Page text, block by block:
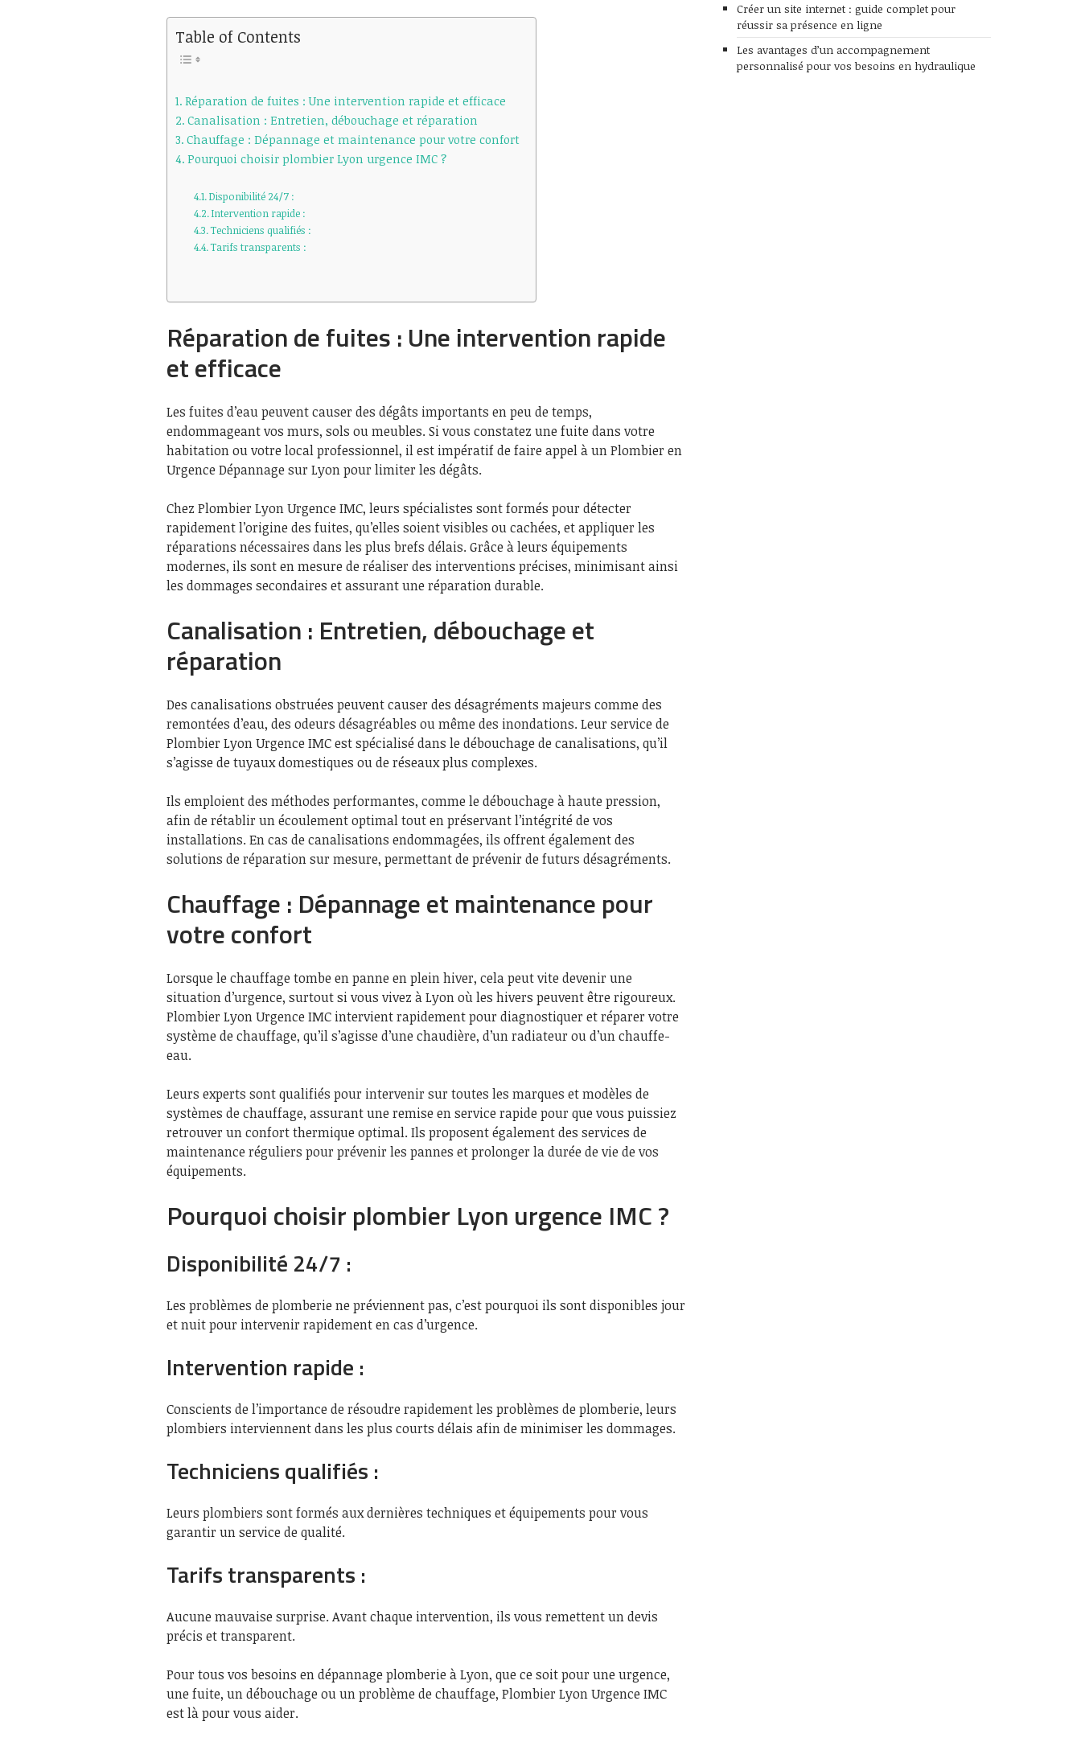
Table of Contents
Réparation de fuites : Une intervention rapide et efficace
Canalisation : Entretien, débouchage et réparation
Chauffage : Dépannage et maintenance pour votre confort
Pourquoi choisir plombier Lyon urgence IMC ?
Disponibilité 24/7 :
Intervention rapide :
Techniciens qualifiés :
Tarifs transparents :
Réparation de fuites : Une intervention rapide
et efficace
Les fuites d’eau peuvent causer des dégâts importants en peu de temps,
endommageant vos murs, sols ou meubles. Si vous constatez une fuite dans votre
habitation ou votre local professionnel, il est impératif de faire appel à un Plombier en
Urgence Dépannage sur Lyon pour limiter les dégâts.
Chez Plombier Lyon Urgence IMC, leurs spécialistes sont formés pour détecter
rapidement l’origine des fuites, qu’elles soient visibles ou cachées, et appliquer les
réparations nécessaires dans les plus brefs délais. Grâce à leurs équipements
modernes, ils sont en mesure de réaliser des interventions précises, minimisant ainsi
les dommages secondaires et assurant une réparation durable.
Canalisation : Entretien, débouchage et
réparation
Des canalisations obstruées peuvent causer des désagréments majeurs comme des
remontées d’eau, des odeurs désagréables ou même des inondations. Leur service de
Plombier Lyon Urgence IMC est spécialisé dans le débouchage de canalisations, qu’il
s’agisse de tuyaux domestiques ou de réseaux plus complexes.
Ils emploient des méthodes performantes, comme le débouchage à haute pression,
afin de rétablir un écoulement optimal tout en préservant l’intégrité de vos
installations. En cas de canalisations endommagées, ils offrent également des
solutions de réparation sur mesure, permettant de prévenir de futurs désagréments.
Chauffage : Dépannage et maintenance pour
votre confort
Lorsque le chauffage tombe en panne en plein hiver, cela peut vite devenir une
situation d’urgence, surtout si vous vivez à Lyon où les hivers peuvent être rigoureux.
Plombier Lyon Urgence IMC intervient rapidement pour diagnostiquer et réparer votre
système de chauffage, qu’il s’agisse d’une chaudière, d’un radiateur ou d’un chauffe-
eau.
Leurs experts sont qualifiés pour intervenir sur toutes les marques et modèles de
systèmes de chauffage, assurant une remise en service rapide pour que vous puissiez
retrouver un confort thermique optimal. Ils proposent également des services de
maintenance réguliers pour prévenir les pannes et prolonger la durée de vie de vos
équipements.
Pourquoi choisir plombier Lyon urgence IMC ?
Disponibilité 24/7 :
Les problèmes de plomberie ne préviennent pas, c’est pourquoi ils sont disponibles jour
et nuit pour intervenir rapidement en cas d’urgence.
Intervention rapide :
Conscients de l’importance de résoudre rapidement les problèmes de plomberie, leurs
plombiers interviennent dans les plus courts délais afin de minimiser les dommages.
Techniciens qualifiés :
Leurs plombiers sont formés aux dernières techniques et équipements pour vous
garantir un service de qualité.
Tarifs transparents :
Aucune mauvaise surprise. Avant chaque intervention, ils vous remettent un devis
précis et transparent.
Pour tous vos besoins en dépannage plomberie à Lyon, que ce soit pour une urgence,
une fuite, un débouchage ou un problème de chauffage, Plombier Lyon Urgence IMC
est là pour vous aider.
Créer un site internet : guide complet pour
réussir sa présence en ligne
Les avantages d’un accompagnement
personnalisé pour vos besoins en hydraulique